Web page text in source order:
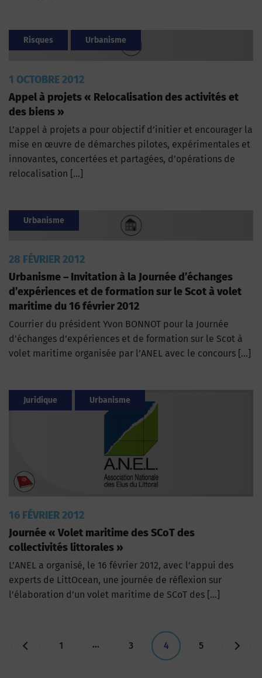
Risques Urbanisme
1 OCTOBRE 2012
Appel à projets « Relocalisation des activités et
des biens »
L’appel à projets a pour objectif d’initier et encourager la
mise en œuvre de démarches pilotes, expérimentales et
innovantes, concertées et partagées, d’opérations de
relocalisation […]
Urbanisme
28 FÉVRIER 2012
Urbanisme – Invitation à la Journée d’échanges
d’expériences et de formation sur le Scot à volet
maritime du 16 février 2012
Courrier du président Yvon BONNOT pour la Journée
d’échanges d’expériences et de formation sur le Scot à
volet maritime organisée par l’ANEL avec le concours […]
Juridique Urbanisme
16 FÉVRIER 2012
Journée « Volet maritime des SCoT des
collectivités littorales »
L’ANEL a organisé, le 16 février 2012, avec l’appui des
experts de LittOcean, une journée de réflexion sur
l’élaboration d’un volet maritime de SCoT des […]
Pagination
1 … 3 4 5